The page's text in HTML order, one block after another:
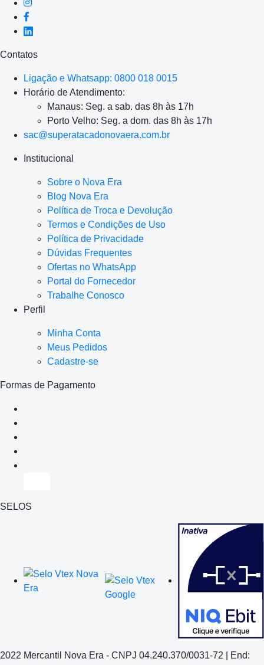
Contatos
Ligação e Whatsapp: 0800 018 0015
Horário de Atendimento:
Manaus: Seg. a sab. das 8h às 17h
Porto Velho: Seg. a dom. das 8h às 17h
sac@superatacadonovaera.com.br
Institucional
Sobre o Nova Era
Blog Nova Era
Política de Troca e Devolução
Termos e Condições de Uso
Política de Privacidade
Dúvidas Frequentes
Ofertas no WhatsApp
Portal do Fornecedor
Trabalhe Conosco
Perfil
Minha Conta
Meus Pedidos
Cadastre-se
Formas de Pagamento
SELOS
2022 Mercantil Nova Era - CNPJ 04.240.370/0031-72 | End: